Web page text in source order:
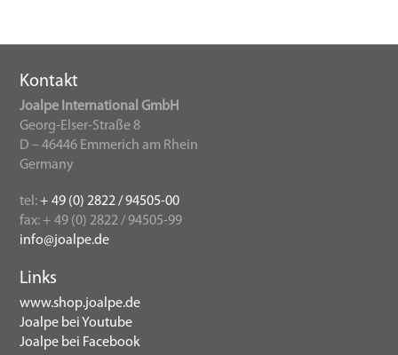
Kontakt
Joalpe International GmbH
Georg-Elser-Straße 8
D – 46446 Emmerich am Rhein
Germany
tel:+ 49 (0) 2822 / 94505-00
fax: + 49 (0) 2822 / 94505-99
info@joalpe.de
Links
www.shop.joalpe.de
Joalpe bei Youtube
Joalpe bei Facebook